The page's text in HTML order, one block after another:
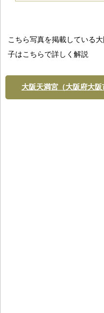
こちら写真を掲載している
子はこちらで詳しく解説
大阪天満宮（大阪府大